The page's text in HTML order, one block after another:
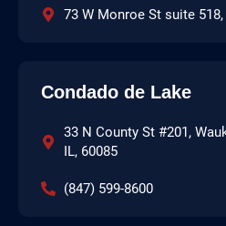
73 W Monroe St suite
Condado de Lake
33 N County St #201,
IL, 60085
(847) 599-8600